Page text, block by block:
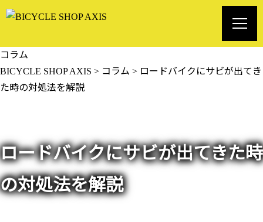
コラム
BICYCLE SHOP AXIS > コラム > ロードバイクにサビが出てき
た時の対処法を解説
ロードバイクにサビが出てきた時
の対処法を解説